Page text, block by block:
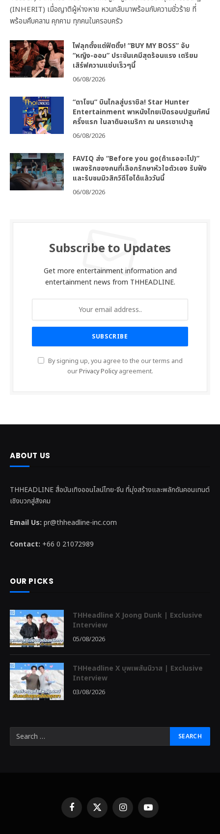
(INHERIT) เมื่อญาติผู้ห่างหาย หวนกลับมาพร้อมกับความชั่วร้าย ที่
พร้อมคืบคลาน คุกคาม ทุกคนในครอบครัว
ไฟลุกตั้งแต่ฟิตติ้ง! “BUY MY BOSS” จับ
“หญิง-ออม” ประชันเคมีสุดร้อนแรง เตรียม
เสิร์ฟความแซ่บเร็วๆนี้
06/08/2026
“ตาโขน” บินไกลสู่บราซิล! Star Hunter
Entertainment พาหนังไทยเปิดรอบปฐมทัศน์
ครั้งแรก ในลาตินอเมริกา ณ นครเซาเปาลู
06/08/2026
FAVIQ ส่ง “Before you go(ถ้าเธอจะไป)”
เพลงรักของคนที่เลือกรักษาหัวใจตัวเอง รับฟัง
และรับชมมิวสิกวิดีโอได้แล้ววันนี้
06/08/2026
Subscribe to Updates
Get more entertainment information and
entertainment news from THHEADLINE.
By signing up, you agree to the our terms and
ourPrivacy Policyagreement.
ABOUT US
THHEADLINE สื่อบันเทิงออนไลน์ไทย-จีน ที่มุ่งสร้างและพลักดันคอนเทนต์
เชิงบวกสู่สังคม
Email Us: pr@thheadline-inc.com
Contact: +66 0 21072989
OUR PICKS
THHeadline X Joong Dunk | Exclusive
Interview
05/08/2026
THHeadline X บุพเพสันนิวาส | Exclusive
Interview
03/08/2026
FacebookX
(Twitter)
InstagramYouTube